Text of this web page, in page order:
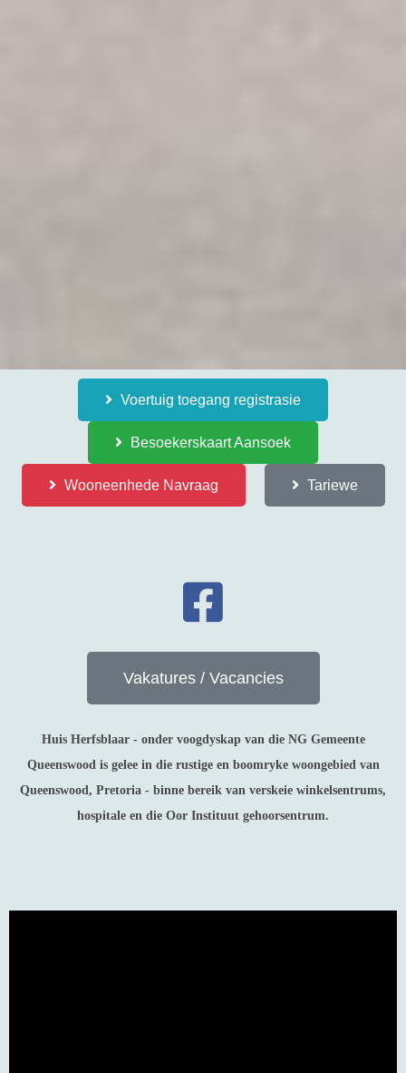
Voertuig toegang registrasie
Besoekerskaart Aansoek
Wooneenhede Navraag Tariewe
Vakatures / Vacancies
Huis Herfsblaar - onder voogdyskap van die NG Gemeente
Queenswood is gelee in die rustige en boomryke woongebied van
Queenswood, Pretoria - binne bereik van verskeie winkelsentrums,
hospitale en die Oor Instituut gehoorsentrum.